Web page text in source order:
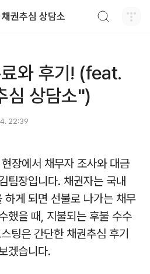
권추심 상담소
와 후기! (feat.
심 상담소")
22:39
장에서 채무자 조사와 대금
팀장입니다. 채권자는 국내
하게 되면 선불로 나가는 채무
했을 때, 지불되는 후불 수수
팅은 간단한 채권추심 후기
겠습니다.